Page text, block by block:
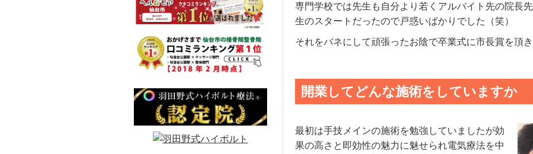
専門学校では先生も自分より若くアルバイト先の院長
生のスタートだったので戸惑いばかりでした（笑）
それをバネにして頑張ったお陰で卒業式に市長賞を頂
開業してどんな施術をしていますか
最初は手技メインの施術を勉強していましたが効
果の高さと即効性の魅力に魅せられ電気療法を中